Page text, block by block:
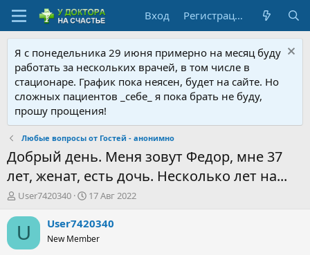
Вход Регистрация
Я с понедельника 29 июня примерно на месяц буду
работать за нескольких врачей, в том числе в
стационаре. График пока неясен, будет на сайте. Но
сложных пациентов _себе_ я пока брать не буду,
прошу прощения!
Любые вопросы от Гостей - анонимно
Добрый день. Меня зовут Федор, мне 37
лет, женат, есть дочь. Несколько лет на...
А
т
User7420340
Д
т
н
17 Авг 2022
U User7420340
New Member